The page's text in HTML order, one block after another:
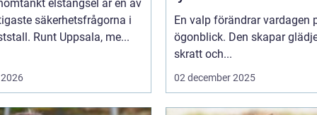
elstängsel är en av
säkerhetsfrågorna i
Runt Uppsala, me...
En valp förändrar vardagen
ögonblick. Den skapar
skratt och...
02 december 2025